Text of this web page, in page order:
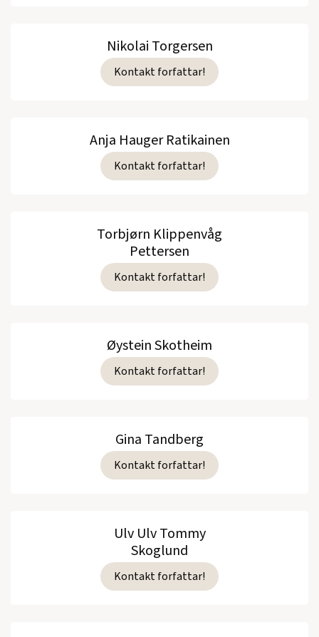
Nikolai Torgersen
Kontakt forfattar!
Anja Hauger Ratikainen
Kontakt forfattar!
Torbjørn Klippenvåg
Pettersen
Kontakt forfattar!
Øystein Skotheim
Kontakt forfattar!
Gina Tandberg
Kontakt forfattar!
Ulv Ulv Tommy
Skoglund
Kontakt forfattar!